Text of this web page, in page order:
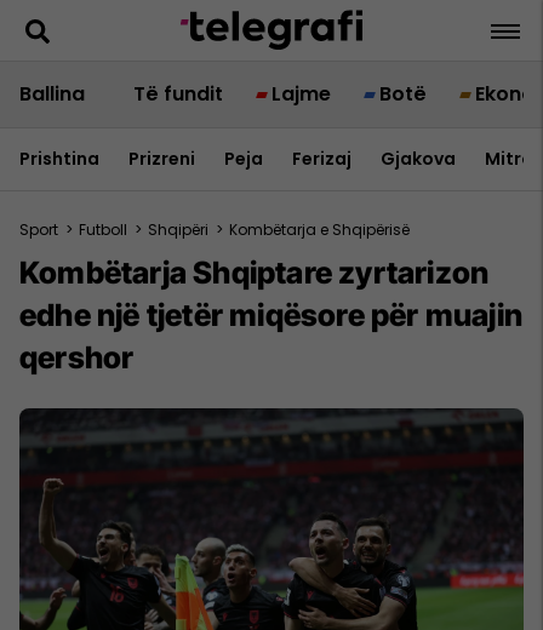
Ballina Të fundit Lajme Botë
Prishtina Prizreni Peja Ferizaj Gjakova
Sport > Futboll > Shqipëri > Kombëtarja e Shqipërisë
Kombëtarja Shqiptare zyrtarizon
edhe një tjetër miqësore për muajin
qershor